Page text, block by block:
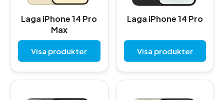
Laga iPhone 14 Pro
Max
Visa produkter
Laga iPhone 14 Pro
Visa produkter